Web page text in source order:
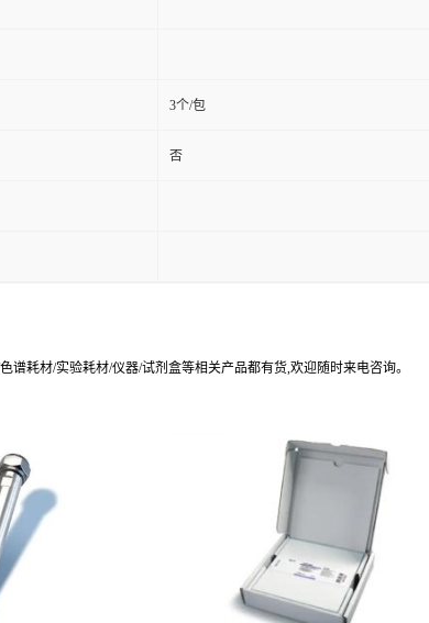
3个/包
否
谱耗材/实验耗材/仪器/试剂盒等相关产品都有货,欢迎随时来电咨询。